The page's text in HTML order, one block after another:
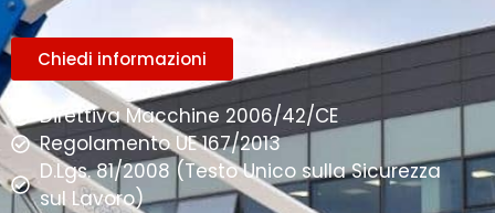
Chiedi informazioni
Direttiva Macchine 2006/42/CE
Regolamento UE 167/2013
D.Lgs. 81/2008 (Testo Unico sulla Sicurezza
sul Lavoro)